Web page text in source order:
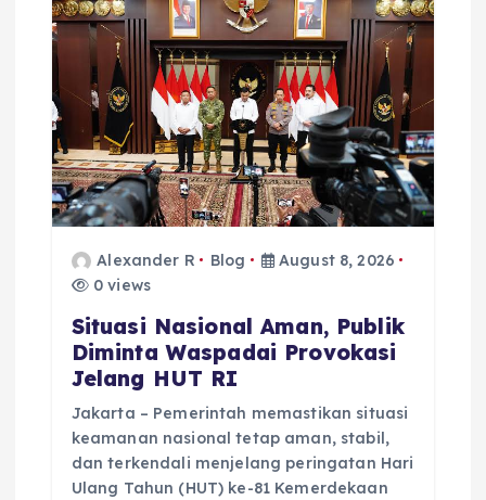
Alexander R Blog
August 8, 2026
0 views
Situasi Nasional Aman, Publik
Diminta Waspadai Provokasi
Jelang HUT RI
Jakarta – Pemerintah memastikan situasi
keamanan nasional tetap aman, stabil,
dan terkendali menjelang peringatan Hari
Ulang Tahun (HUT) ke-81 Kemerdekaan